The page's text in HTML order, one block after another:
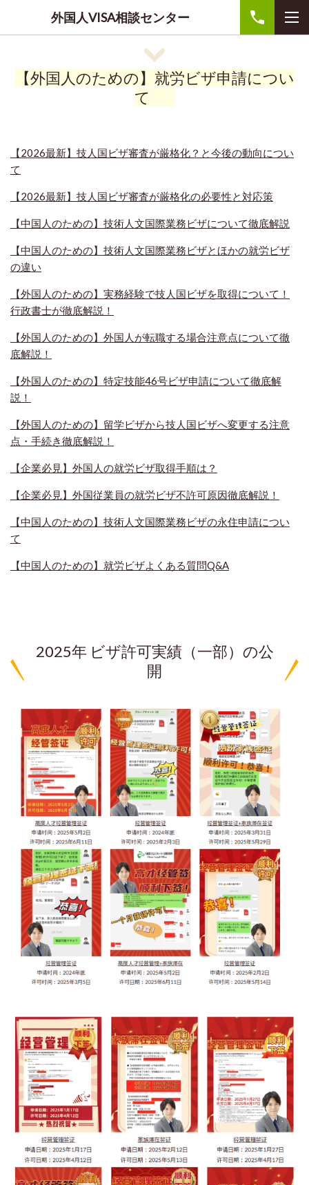
外国人VISA相談センター
【外国人のための】就労ビザ申請につい
て
【2026最新】技人国ビザ審査が厳格化？と今後の動向につい
て
【2026最新】技人国ビザ審査が厳格化の必要性と対応策
【中国人のための】技術人文国際業務ビザについて徹底解説
【中国人のための】技術人文国際業務ビザとほかの就労ビザ
の違い
【外国人のための】実務経験で技人国ビザを取得について！
行政書士が徹底解説！
【外国人のための】外国人が転職する場合注意点について徹
底解説！
【外国人のための】特定技能46号ビザ申請について徹底解
説！
【外国人のための】留学ビザから技人国ビザへ変更する注意
点・手続き徹底解説！
【企業必見】外国人の就労ビザ取得手順は？
【企業必見】外国従業員の就労ビザ不許可原因徹底解説！
【中国人のための】技術人文国際業務ビザの永住申請につい
て
【中国人のための】就労ビザよくある質問Q&A
2025年 ビザ許可実績（一部）の公
開